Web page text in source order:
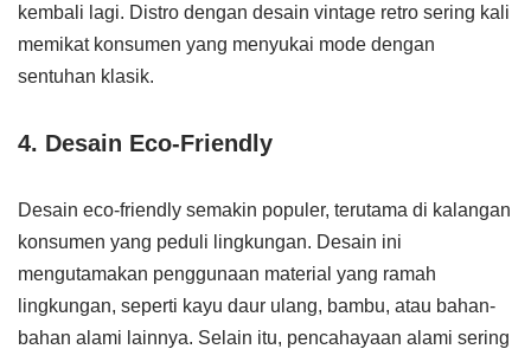
kembali lagi. Distro dengan desain vintage retro sering kali
memikat konsumen yang menyukai mode dengan
sentuhan klasik.
4. Desain Eco-Friendly
Desain eco-friendly semakin populer, terutama di kalangan
konsumen yang peduli lingkungan. Desain ini
mengutamakan penggunaan material yang ramah
lingkungan, seperti kayu daur ulang, bambu, atau bahan-
bahan alami lainnya. Selain itu, pencahayaan alami sering